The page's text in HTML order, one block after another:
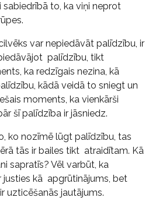
sabiedrībā to, ka viņi neprot
var nepiedāvāt palīdzību, ir
palīdzību, tikt
ka redzīgais nezina, kā
kādā veidā to sniegt un
moments, ka vienkārši
šī palīdzība ir jāsniedz.
ko nozīmē lūgt palīdzību, tas
tās ir bailes tikt atraidītam. Kā
sapratīs? Vēl varbūt, ka
justies kā apgrūtinājums, bet
uzticēšanās jautājums.